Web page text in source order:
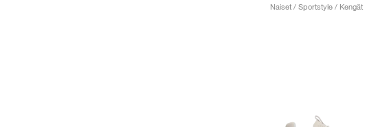
Naiset / Sportstyle / Kengät